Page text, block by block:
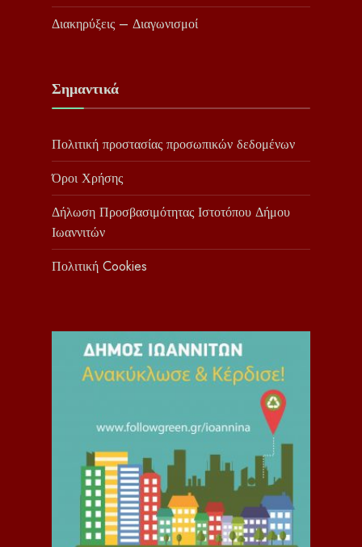
Διακηρύξεις – Διαγωνισμοί
Σημαντικά
Πολιτική προστασίας προσωπικών δεδομένων
Όροι Χρήσης
Δήλωση Προσβασιμότητας Ιστοτόπου Δήμου
Ιωαννιτών
Πολιτική Cookies